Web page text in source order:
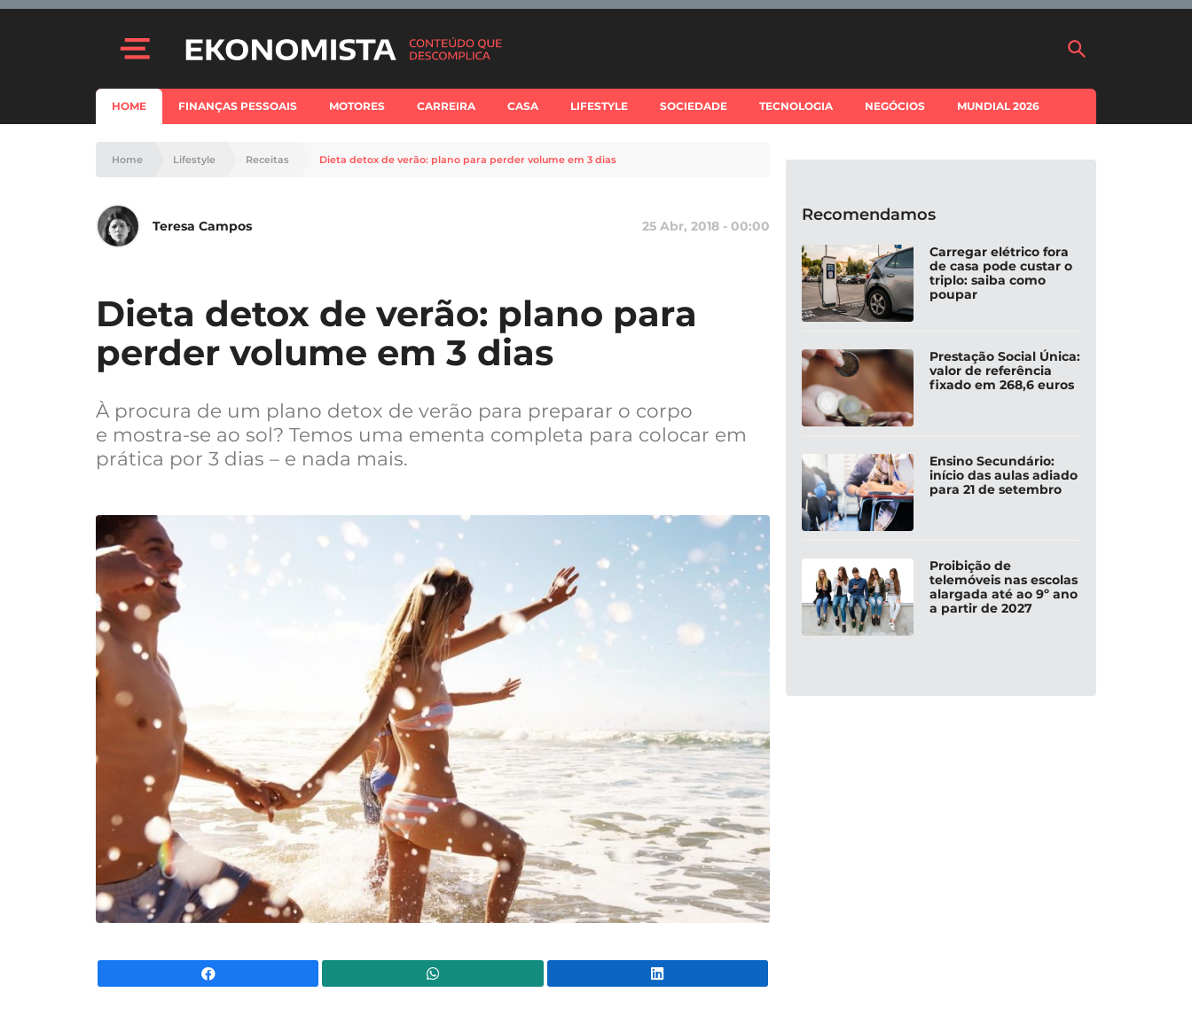
HOME FINANÇAS PESSOAIS MOTORES CARREIRA CASA LIFESTYLE SOCIEDADE TECNOLOGIA NEGÓCIOS MUNDIAL 2026
Home Lifestyle Receitas Dieta detox de verão: plano para perder volume em 3 dias
Teresa Campos 25 Abr, 2018 - 00:00
Dieta detox de verão: plano para
perder volume em 3 dias
À procura de um plano detox de verão para preparar o corpo
e mostra-se ao sol? Temos uma ementa completa para colocar em
prática por 3 dias – e nada mais.
Recomendamos
Carregar elétrico fora
de casa pode custar o
triplo: saiba como
poupar
Prestação Social Única:
valor de referência
fixado em 268,6 euros
Ensino Secundário:
início das aulas adiado
para 21 de setembro
Proibição de
telemóveis nas escolas
alargada até ao 9º ano
a partir de 2027